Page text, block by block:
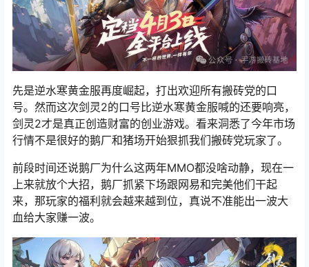
先是逆水寒黄金服再度崛起，打出欢迎所有搬砖党的口
号。然而这次剑灵2的口号比逆水寒黄金服喊的还要响亮，
剑灵2才是真正创造财富的创业游戏。看来洞悉了今年市场
行情不是很好的鹅厂和猪场开始狠抓我们搬砖党玩家了。
前段时间还说鹅厂为什么这两年MMO都没啥动静，现在一
上来就放个大招， 鹅厂抓紧下场跟网易和完美他们干起
来，那玩家的福利就会越来越到位，真说不准能出一波大
血给大家赚一波。